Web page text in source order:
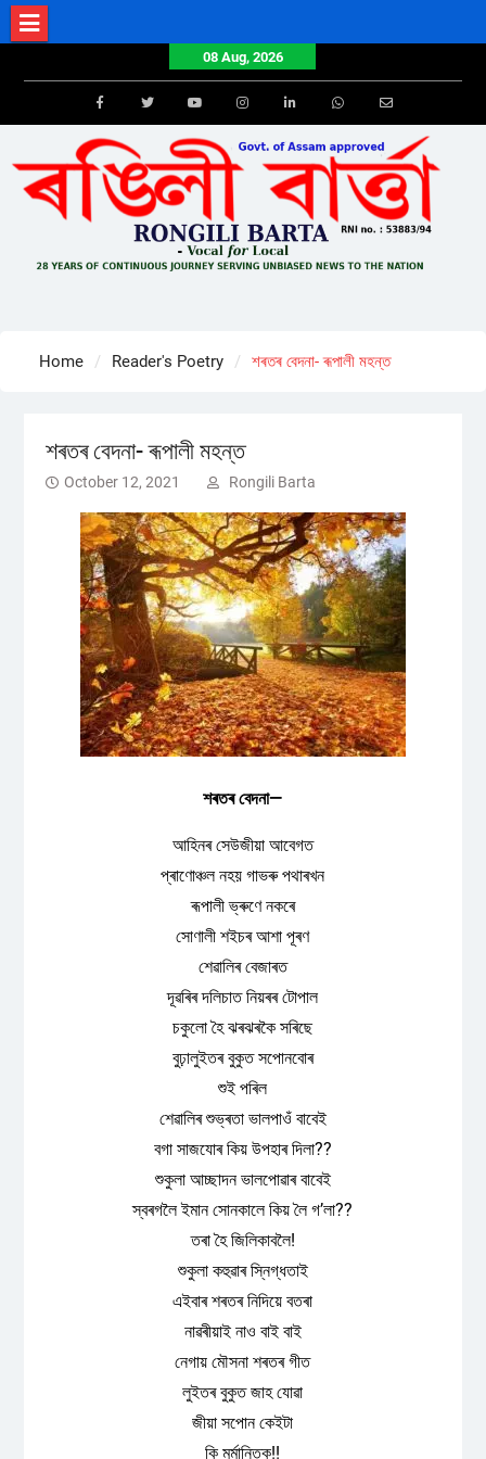
Skip
to
08 Aug, 2026
FacebookTwitterYoutube Email
Home Reader's Poetry শৰতৰ বেদনা- ৰূপালী মহন্ত
শৰতৰ বেদনা- ৰূপালী মহন্ত
October 12, 2021 Rongili Barta
শৰতৰ বেদনা—
আহিনৰ সেউজীয়া আবেগত
প্ৰাণোঞ্চল নহয় গাভৰু পথাৰখন
ৰূপালী ভ্ৰুণে নকৰে
সোণালী শইচৰ আশা পূৰণ
শেৱালিৰ বেজাৰত
দূৱৰিৰ দলিচাত নিয়ৰৰ টোপাল
চকুলো হৈ ঝৰঝৰকৈ সৰিছে
বুঢ়ালুইতৰ বুকুত সপোনবোৰ
শুই পৰিল
শেৱালিৰ শুভ্ৰতা ভালপাওঁ বাবেই
বগা সাজযোৰ কিয় উপহাৰ দিলা??
শুকুলা আচ্ছাদন ভালপোৱাৰ বাবেই
স্বৰগলৈ ইমান সোনকালে কিয় লৈ গ’লা??
তৰা হৈ জিলিকাবলৈ!
শুকুলা কহুৱাৰ স্নিগ্ধতাই
এইবাৰ শৰতৰ নিদিয়ে বতৰা
নাৱৰীয়াই নাও বাই বাই
নেগায় মৌসনা শৰতৰ গীত
লুইতৰ বুকুত জাহ যোৱা
জীয়া সপোন কেইটা
কি মৰ্মান্তিক!!